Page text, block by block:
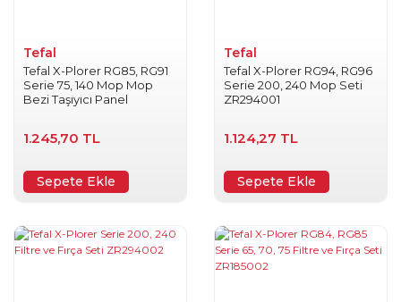
Tefal
Tefal X-Plorer RG85, RG91
Serie 75, 140 Mop Mop
Bezi Taşıyıcı Panel
1.245,70 TL
Sepete Ekle
Tefal
Tefal X-Plorer RG94, RG96
Serie 200, 240 Mop Seti
ZR294001
1.124,27 TL
Sepete Ekle